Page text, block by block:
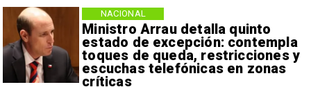
Ministro Arrau detalla quinto
estado de excepción: contempla
toques de queda, restricciones y
escuchas telefónicas en zonas
críticas
NACIONAL